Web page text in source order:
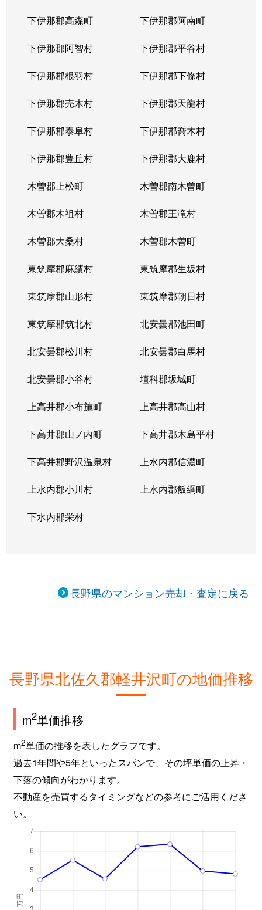
下伊那郡高森町 下伊那郡阿南町
下伊那郡阿智村 下伊那郡平谷村
下伊那郡根羽村 下伊那郡下條村
下伊那郡売木村 下伊那郡天龍村
下伊那郡泰阜村 下伊那郡喬木村
下伊那郡豊丘村 下伊那郡大鹿村
木曽郡上松町 木曽郡南木曽町
木曽郡木祖村 木曽郡王滝村
木曽郡大桑村 木曽郡木曽町
東筑摩郡麻績村 東筑摩郡生坂村
東筑摩郡山形村 東筑摩郡朝日村
東筑摩郡筑北村 北安曇郡池田町
北安曇郡松川村 北安曇郡白馬村
北安曇郡小谷村 埴科郡坂城町
上高井郡小布施町 上高井郡高山村
下高井郡山ノ内町 下高井郡木島平村
下高井郡野沢温泉村 上水内郡信濃町
上水内郡小川村 上水内郡飯綱町
下水内郡栄村
長野県のマンション売却・査定に戻る
長野県北佐久郡軽井沢町の地価推移
m2単価推移
m2単価の推移を表したグラフです。
過去1年間や5年といったスパンで、その坪単価の上昇・
下落の傾向がわかります。
不動産を売買するタイミングなどの参考にご活用くださ
い。